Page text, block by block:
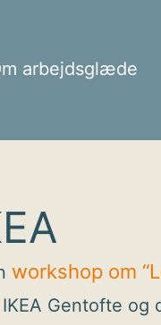
arbejdsglæde
workshop om
Gentofte og